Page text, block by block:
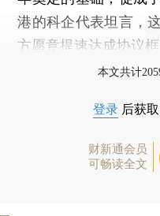
港的科企代表坦言，
方愿意提速达成协议框
本文共计
登录 后获
财新通会员
可畅读全文